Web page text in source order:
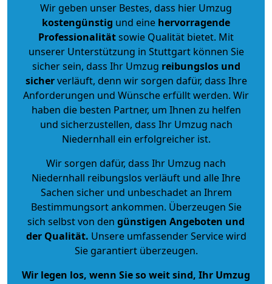
Wir geben unser Bestes, dass hier Umzug
kostengünstig und eine hervorragende
Professionalitätsowie Qualität bietet. Mit
unserer Unterstützung in Stuttgart können Sie
sicher sein, dass Ihr Umzug reibungslos und
sicherverläuft, denn wir sorgen dafür, dass Ihre
Anforderungen und Wünsche erfüllt werden. Wir
haben die besten Partner, um Ihnen zu helfen
und sicherzustellen, dass Ihr Umzug nach
Niedernhall ein erfolgreicher ist.
Wir sorgen dafür, dass Ihr Umzug nach
Niedernhall reibungslos verläuft und alle Ihre
Sachen sicher und unbeschadet an Ihrem
Bestimmungsort ankommen. Überzeugen Sie
sich selbst von den günstigen Angeboten und
der Qualität. Unsere umfassender Service wird
Sie garantiert überzeugen.
Wir legen los, wenn Sie so weit sind, Ihr Umzug